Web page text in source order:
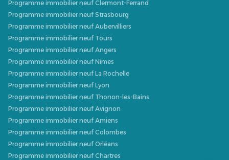
Programme immobilier neuf Clermont-Ferrand
Programme immobilier neuf Strasbourg
Programme immobilier neuf Aubervilliers
Programme immobilier neuf Tours
Programme immobilier neuf Angers
Programme immobilier neuf Nîmes
Programme immobilier neuf La Rochelle
Programme immobilier neuf Lyon
Programme immobilier neuf Thonon-les-Bains
Programme immobilier neuf Avignon
Programme immobilier neuf Amiens
Programme immobilier neuf Colombes
Programme immobilier neuf Orléans
Programme immobilier neuf Chartres